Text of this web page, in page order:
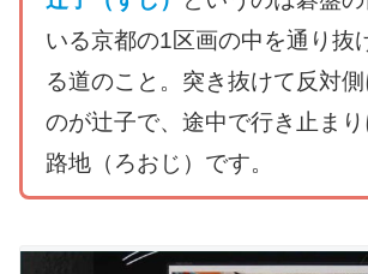
いる京都の1区画の中を通り抜
る道のこと。突き抜けて反対
のが辻子で、途中で行き止ま
路地（ろおじ）です。